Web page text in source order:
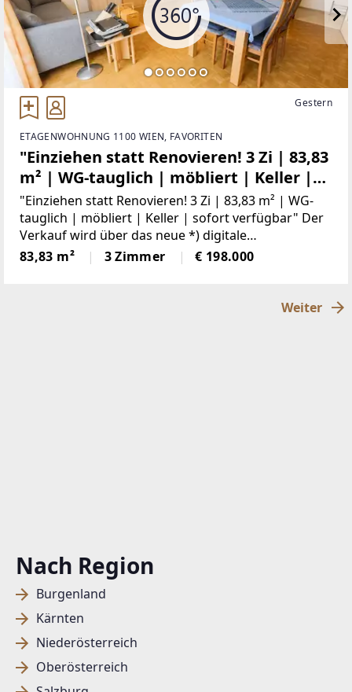
Nach Region
Burgenland
Kärnten
Niederösterreich
Oberösterreich
Gestern
ETAGENWOHNUNG 1100 WIEN, FAVORITEN
"Einziehen statt Renovieren! 3 Zi | 83,83
m² | WG-tauglich | möbliert | Keller |
sofort verfügbar"
"Einziehen statt Renovieren! 3 Zi | 83,83 m² | WG-
tauglich | möbliert | Keller | sofort verfügbar" Der
Verkauf wird über das neue *) digitale
Angebotsverfahren / DAVE abgewickelt.DAVE -
Digitales Angebotsverfahren! Die
83,83 m² 3 Zimmer € 198.000
Weiter